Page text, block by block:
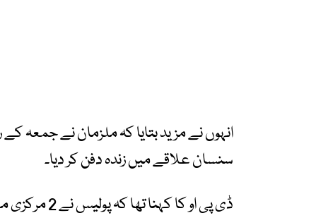
انہوں نے مزید بتایا کہ ملزمان نے جمعہ
سنسان علاقے میں زندہ دفن کر دیا۔
ڈی پی او کا